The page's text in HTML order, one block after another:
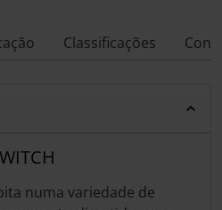
Classificações
numa variedade de